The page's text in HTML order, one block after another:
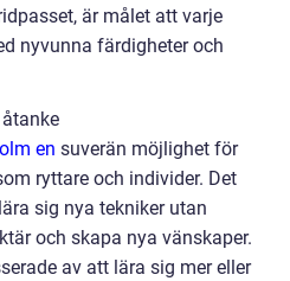
är målet att varje
nyvunna färdigheter och
en suverän möjlighet för
ryttare och individer. Det
sig nya tekniker utan
och skapa nya vänskaper.
av att lära sig mer eller